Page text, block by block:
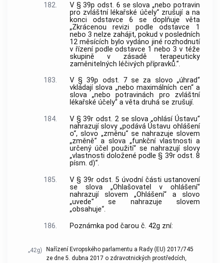
182.
V § 39p odst. 6 se slova „nebo potravin
pro zvláštní lékařské účely“ zrušují a na
konci odstavce 6 se doplňuje věta
„Zkrácenou revizi podle odstavce 1
nebo 3 nelze zahájit, pokud v posledních
12 měsících bylo vydáno jiné rozhodnutí
v řízení podle odstavce 1 nebo 3 v téže
skupině v zásadě terapeuticky
zaměnitelných léčivých přípravků.“.
183.
V § 39p odst. 7 se za slovo „úhrad“
vkládají slova „nebo maximálních cen“ a
slova „nebo potravinách pro zvláštní
lékařské účely“ a věta druhá se zrušují.
184.
V § 39r odst. 2 se slova „ohlásí Ústavu“
nahrazují slovy „podává Ústavu ohlášení
o“, slovo „změnu“ se nahrazuje slovem
„změně“ a slova „funkční vlastnosti a
určený účel použití“ se nahrazují slovy
„vlastnosti doložené podle § 39r odst. 8
písm. d)“.
185.
V § 39r odst. 5 úvodní části ustanovení
se slova „Ohlašovatel v ohlášení“
nahrazují slovem „Ohlášení“ a slovo
„uvede“ se nahrazuje slovem
„obsahuje“.
186.
Poznámka pod čarou č. 42g zní:
„42g)
Nařízení Evropského parlamentu a Rady (EU) 2017/745
ze dne 5. dubna 2017 o zdravotnických prostředcích,